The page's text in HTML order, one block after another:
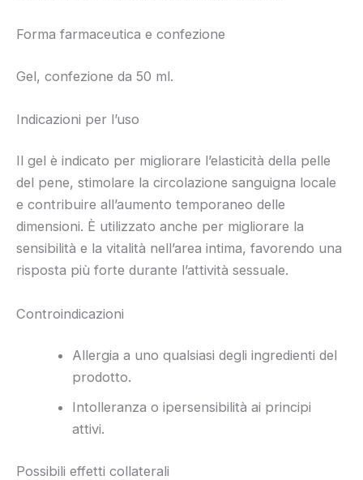
Forma farmaceutica e confezione
Gel, confezione da 50 ml.
Indicazioni per l’uso
Il gel è indicato per migliorare l’elasticità della pelle
del pene, stimolare la circolazione sanguigna locale
e contribuire all’aumento temporaneo delle
dimensioni. È utilizzato anche per migliorare la
sensibilità e la vitalità nell’area intima, favorendo una
risposta più forte durante l’attività sessuale.
Controindicazioni
Allergia a uno qualsiasi degli ingredienti del
prodotto.
Intolleranza o ipersensibilità ai principi
attivi.
Possibili effetti collaterali